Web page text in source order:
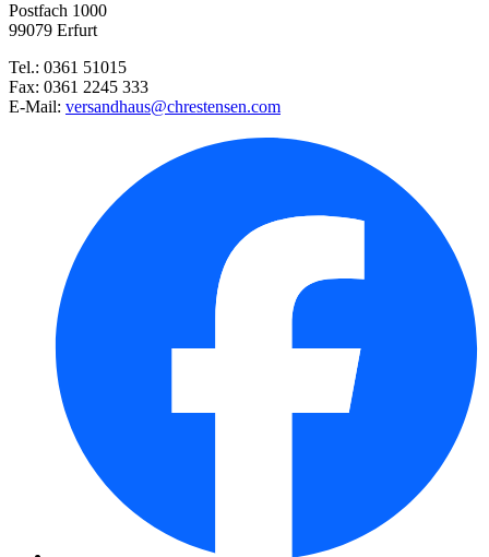
Sommerhimbeere Willamette
Heidelbeere Brazelberry BerryB ...
Radies Cherry Belle
Arkansas-Brombeere Navaho®
Waldheidelbeere
Blutblume
Postfach 1000
99079 Erfurt
Tel.: 0361 51015
Fax: 0361 2245 333
E-Mail: versandhaus@chrestensen.com